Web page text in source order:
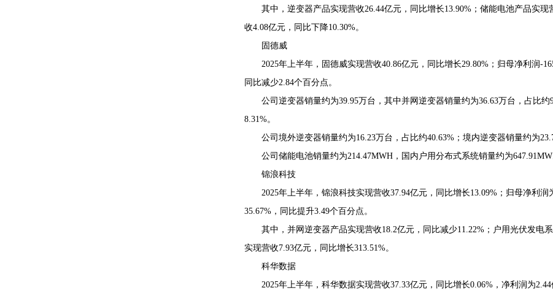
其中，逆变器产品实现营收26.44亿元，同比增长13.90%；储能电池产品实
收4.08亿元，同比下降10.30%。
固德威
2025年上半年，固德威实现营收40.86亿元，同比增长29.80%；归母净利润-
同比减少2.84个百分点。
公司逆变器销量约为39.95万台，其中并网逆变器销量约为36.63万台，占比
8.31%。
公司境外逆变器销量约为16.23万台，占比约40.63%；境内逆变器销量约为
公司储能电池销量约为214.47MWH，国内户用分布式系统销量约为647.91MW
锦浪科技
2025年上半年，锦浪科技实现营收37.94亿元，同比增长13.09%；归母净利
35.67%，同比提升3.49个百分点。
其中，并网逆变器产品实现营收18.2亿元，同比减少11.22%；户用光伏发电
实现营收7.93亿元，同比增长313.51%。
科华数据
2025年上半年，科华数据实现营收37.33亿元，同比增长0.06%，净利润为2.44